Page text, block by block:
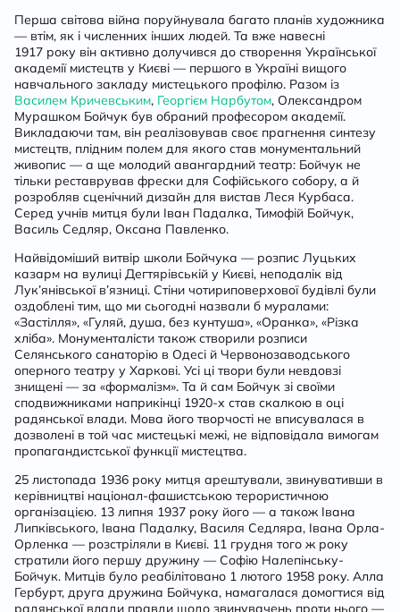
Перша світова війна поруйнувала багато планів художника
— втім, як і численних інших людей. Та вже навесні
1917 року він активно долучився до створення Української
академії мистецтв у Києві — першого в Україні вищого
навчального закладу мистецького профілю. Разом із
Василем Кричевським, Георгієм Нарбутом, Олександром
Мурашком Бойчук був обраний професором академії.
Викладаючи там, він реалізовував своє прагнення синтезу
мистецтв, плідним полем для якого став монументальний
живопис — а ще молодий авангардний театр: Бойчук не
тільки реставрував фрески для Софійського собору, а й
розробляв сценічний дизайн для вистав Леся Курбаса.
Серед учнів митця були Іван Падалка, Тимофій Бойчук,
Василь Седляр, Оксана Павленко.
Найвідоміший витвір школи Бойчука — розпис Луцьких
казарм на вулиці Дегтярівській у Києві, неподалік від
Лук’янівської в’язниці. Стіни чотириповерхової будівлі були
оздоблені тим, що ми сьогодні назвали б муралами:
«Застілля», «Гуляй, душа, без кунтуша», «Оранка», «Різка
хліба». Монументалісти також створили розписи
Селянського санаторію в Одесі й Червонозаводського
оперного театру у Харкові. Усі ці твори були невдовзі
знищені — за «формалізм». Та й сам Бойчук зі своїми
сподвижниками наприкінці 1920-х став скалкою в оці
радянської влади. Мова його творчості не вписувалася в
дозволені в той час мистецькі межі, не відповідала вимогам
пропагандистської функції мистецтва.
25 листопада 1936 року митця арештували, звинувативши в
керівництві націонал-фашистською терористичною
організацією. 13 липня 1937 року його — а також Івана
Липківського, Івана Падалку, Василя Седляра, Івана Орла-
Орленка — розстріляли в Києві. 11 грудня того ж року
стратили його першу дружину — Софію Налепінську-
Бойчук. Митців було реабілітовано 1 лютого 1958 року. Алла
Гербурт, друга дружина Бойчука, намагалася домогтися від
радянської влади правди щодо звинувачень проти нього —